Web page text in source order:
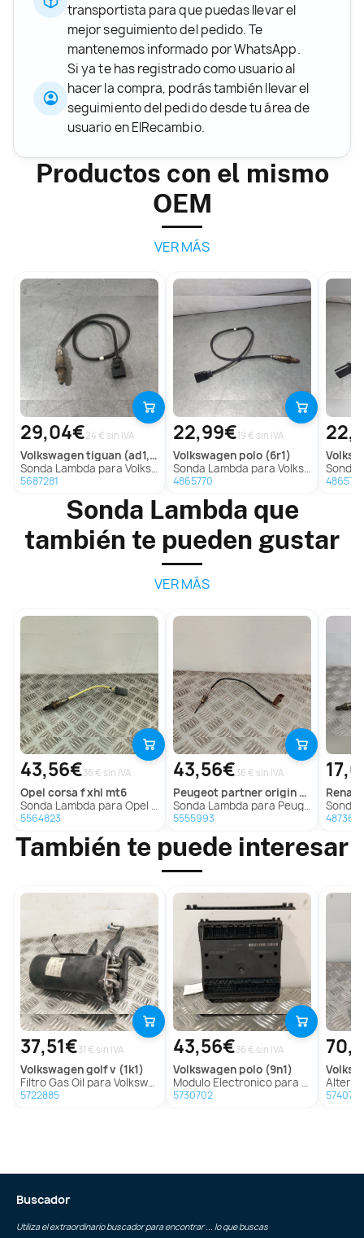
transportista para que puedas llevar el
mejor seguimiento del pedido. Te
mantenemos informado por WhatsApp.
Si ya te has registrado como usuario al
hacer la compra, podrás también llevar el
seguimiento del pedido desde tu área de
usuario en ElRecambio.
Productos con el mismo
OEM
VER MÁS
29,04€24 € sin IVA
volkswagentiguan (ad1, ax1)
Sonda Lambda para Volkswagen Tiguan (Ad1, Ax1)
5687281
22,99€19 € sin IVA
volkswagen polo (6r1)
Sonda Lambda para Volkswagen Polo (6R1)
4865770
Sonda
Sonda Lambda que
también te pueden gustar
VER MÁS
43,56€36 € sin IVA
opel corsa f xhl mt6
Sonda Lambda para Opel Corsa F Xhl Mt6
5564823
43,56€36 € sin IVA
peugeot partner origin monospace (g_)
Sonda Lambda para Peugeot Partner Origin Monospace (G_)
5555993
Sonda
También te puede interesar
37,51€31 € sin IVA
volkswagengolf v (1k1)
Filtro Gas Oil para Volkswagen Golf V (1K1)
5722885
43,56€36 € sin IVA
volkswagen polo (9n1)
Modulo Electronico para Volkswagen Polo (9N1)
5730702
Alternador
5740701
Buscador
Utiliza el extraordinario buscador para encontrar ... lo que buscas